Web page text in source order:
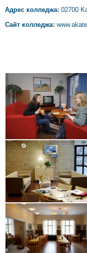
Адрес колледжа: 02700
Сайт колледжа: